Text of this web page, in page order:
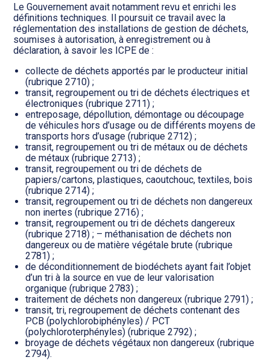
Le Gouvernement avait notamment revu et enrichi les
définitions techniques. Il poursuit ce travail avec la
réglementation des installations de gestion de déchets,
soumises à autorisation, à enregistrement ou à
déclaration, à savoir les ICPE de :
collecte de déchets apportés par le producteur initial
(rubrique 2710) ;
transit, regroupement ou tri de déchets électriques et
électroniques (rubrique 2711) ;
entreposage, dépollution, démontage ou découpage
de véhicules hors d’usage ou de différents moyens de
transports hors d’usage (rubrique 2712) ;
transit, regroupement ou tri de métaux ou de déchets
de métaux (rubrique 2713) ;
transit, regroupement ou tri de déchets de
papiers/cartons, plastiques, caoutchouc, textiles, bois
(rubrique 2714) ;
transit, regroupement ou tri de déchets non dangereux
non inertes (rubrique 2716) ;
transit, regroupement ou tri de déchets dangereux
(rubrique 2718) ; – méthanisation de déchets non
dangereux ou de matière végétale brute (rubrique
2781) ;
de déconditionnement de biodéchets ayant fait l’objet
d’un tri à la source en vue de leur valorisation
organique (rubrique 2783) ;
traitement de déchets non dangereux (rubrique 2791) ;
transit, tri, regroupement de déchets contenant des
PCB (polychlorobiphényles) / PCT
(polychloroterphényles) (rubrique 2792) ;
broyage de déchets végétaux non dangereux (rubrique
2794).